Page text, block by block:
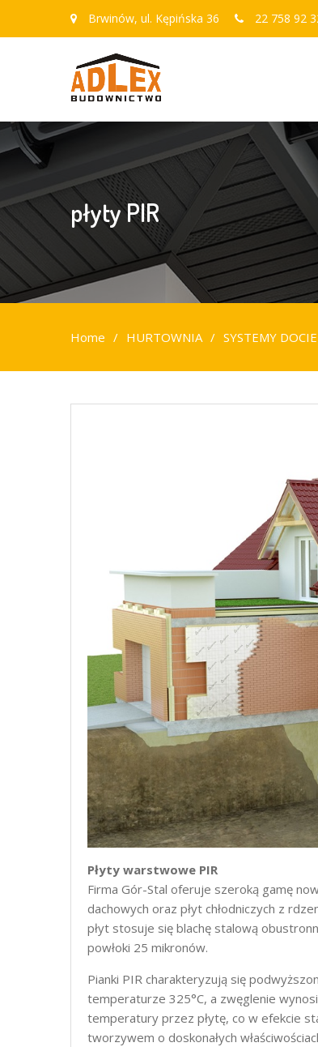
Brwinów, ul. Kępińska 36 22 758 92
płyty PIR
Home HURTOWNIA SYSTEMY
Płyty warstwowe PIR
Firma Gór-Stal oferuje szeroką gamę
dachowych oraz płyt chłodniczych z
płyt stosuje się blachę stalową
powłoki 25 mikronów.
Pianki PIR charakteryzują się
temperaturze 325°C, a zwęglenie
temperatury przez płytę, co w efekcie
tworzywem o doskonałych